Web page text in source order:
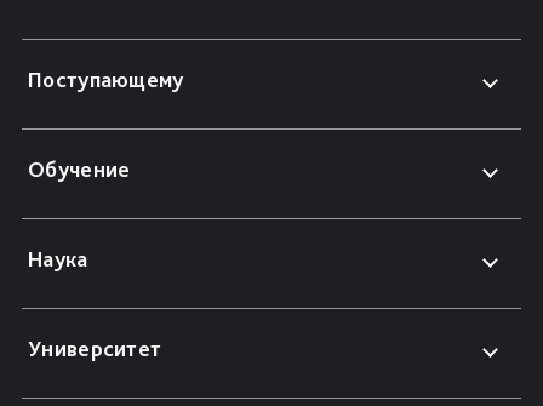
Поступающему
Обучение
Наука
Университет